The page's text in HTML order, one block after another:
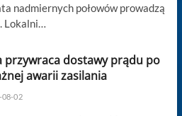
nadmiernych połowów prowadzą
Lokalni…
przywraca dostawy prądu po
awarii zasilania
08-02